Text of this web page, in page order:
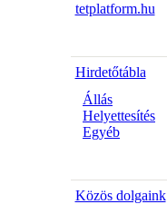
tetplatform.hu
Hirdetőtábla
Állás
Helyettesítés
Egyéb
Közös dolgaink